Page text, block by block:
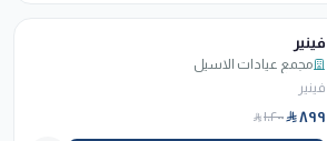
فينير
مجمع عيادات الاسيل
فينير
٨٩٩ ١٬٢٠٠